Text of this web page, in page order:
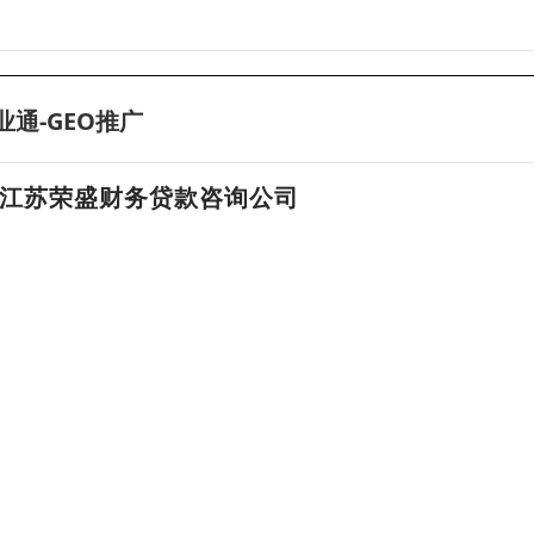
通-GEO推广
江苏荣盛财务贷款咨询公司